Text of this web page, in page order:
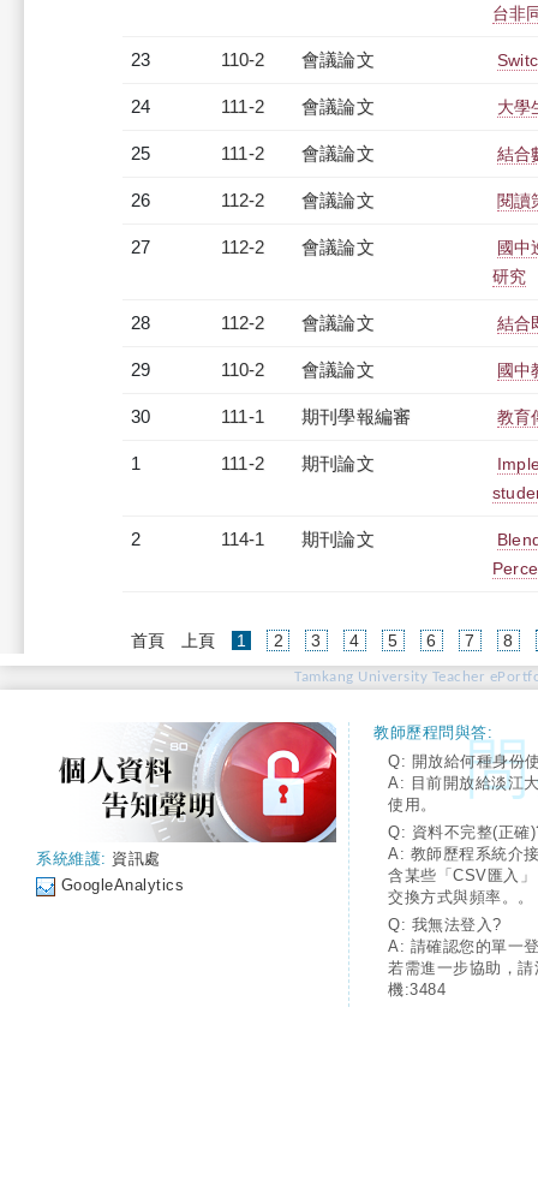
台非
23 110-2 會議論文
24 111-2 會議論文 大學
25 111-2 會議論文 結合
26 112-2 會議論文 閱讀
27 112-2 會議論文
國中
研究
28 112-2 會議論文 結合
29 110-2 會議論文 國中
30 111-1 期刊學報編審 教育
1 111-2 期刊論文
2 114-1 期刊論文
首頁 上頁 1 (current)
2 3 4 5 6 7 8
Tamkang University Teacher
系統維護: 資訊處
GoogleAnalytics
教師歷程問與答:
Q: 開放給何種身份
A: 目前開放給淡江
使用。
Q: 資料不完整(正確
A: 教師歷程系統介
含某些「CSV匯入
交換方式與頻率。。
Q: 我無法登入?
A: 請確認您的單一
若需進一步協助，
機:3484